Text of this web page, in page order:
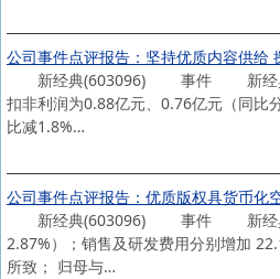
公司事件点评报告：坚持优质内容供给
新经典(603096) 事件 新经典发布
扣非利润为0.88亿元、0.76亿元（同比
比减1.8%…
公司事件点评报告：优质版权具货币化
新经典(603096) 事件 新经典发布
2.87%）；销售及研发费用分别增加
所致； 归母与…